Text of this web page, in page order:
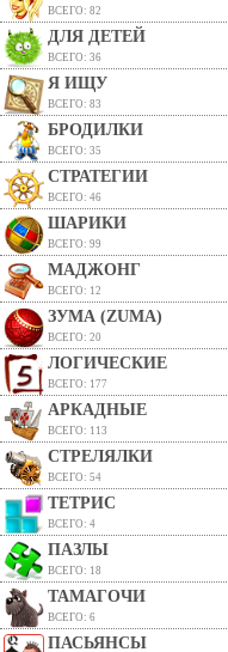
ВСЕГО: 82
ДЛЯ ДЕТЕЙ
ВСЕГО: 36
Я ИЩУ
ВСЕГО: 83
БРОДИЛКИ
ВСЕГО: 35
СТРАТЕГИИ
ВСЕГО: 46
ШАРИКИ
ВСЕГО: 99
МАДЖОНГ
ВСЕГО: 12
ЗУМА (ZUMA)
ВСЕГО: 20
ЛОГИЧЕСКИЕ
ВСЕГО: 177
АРКАДНЫЕ
ВСЕГО: 113
СТРЕЛЯЛКИ
ВСЕГО: 54
ТЕТРИС
ВСЕГО: 4
ПАЗЛЫ
ВСЕГО: 18
ТАМАГОЧИ
ВСЕГО: 6
ПАСЬЯНСЫ